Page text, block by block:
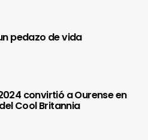
pedazo de vida
convirtió a Ourense en
Cool Britannia